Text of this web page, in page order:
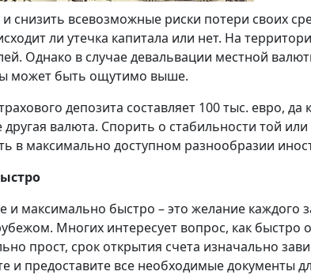
снизить всевозможные риски потери своих
ли утечка капитала или нет. На
Однако в случае девальвации местной
может быть ощутимо выше.
депозита составляет 100 тыс. евро,
другая валюта. Спорить о стабильности той
в максимально доступном разнообразии
и максимально быстро – это желание каждого
Многих интересует вопрос, как быстро
прост, срок открытия счета изначально
и предоставите все необходимые документы